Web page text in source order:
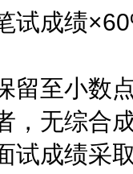
成绩
至小数点
，无综合
试成绩采